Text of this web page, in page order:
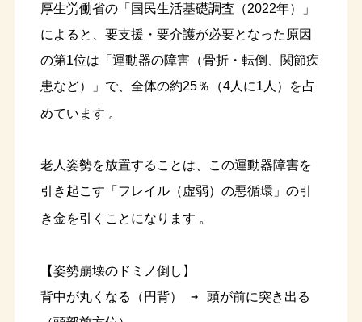
厚生労働省の「国民生活基礎調査（2022年）」
によると、要支援・要介護が必要となった原因
の第1位は「運動器の障害（骨折・転倒、関節疾
患など）」で、全体の約25％（4人に1人）を占
めています 。
老人姿勢を放置することは、この運動器障害を
引き起こす「フレイル（虚弱）の悪循環」の引
き金を引くことになります 。
【姿勢崩壊のドミノ倒し】
背中が丸くなる（円背） ➔ 頭が前に突き出る